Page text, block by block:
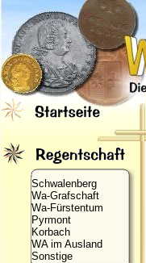
Schwalenberg
Wa-Grafschaft
Wa-Fürstentum
Pyrmont
Korbach
WA im Ausland
Sonstige